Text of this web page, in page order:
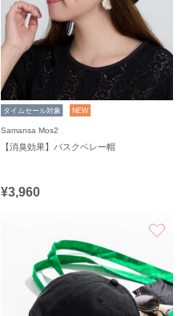
タイムセール対象 NEW
Samansa Mos2
【消臭効果】バスクベレー帽
¥3,960